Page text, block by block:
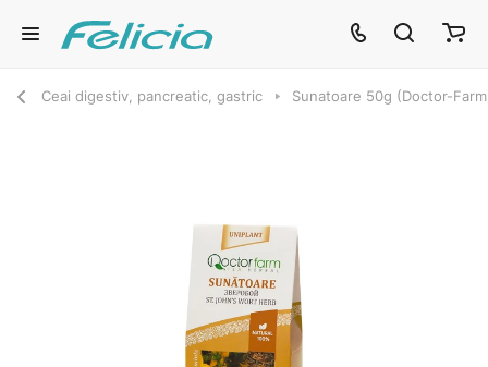
Ceai digestiv, pancreatic, gastric Sunatoare 50g (Doctor-